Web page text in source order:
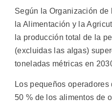
Según la Organización
la Alimentación y la
la producción total de la
(excluidas las algas)
toneladas métricas en
Los pequeños
50 % de los alimentos de